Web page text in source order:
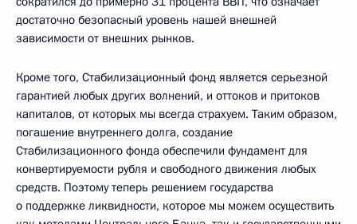
достаточно безопасный уровень нашей внешней
зависимости от внешних рынков.
Кроме того, Стабилизационный фонд является серьезной
гарантией любых других волнений, и оттоков и притоков
капиталов, от которых мы всегда страхуем. Таким образом,
погашение внутреннего долга, создание
Стабилизационного фонда обеспечили фундамент для
конвертируемости рубля и свободного движения любых
средств. Поэтому теперь решением государства
о поддержке ликвидности, которое мы можем осуществить